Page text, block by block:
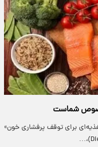
شماست
برای توقف پرفشاری خون»